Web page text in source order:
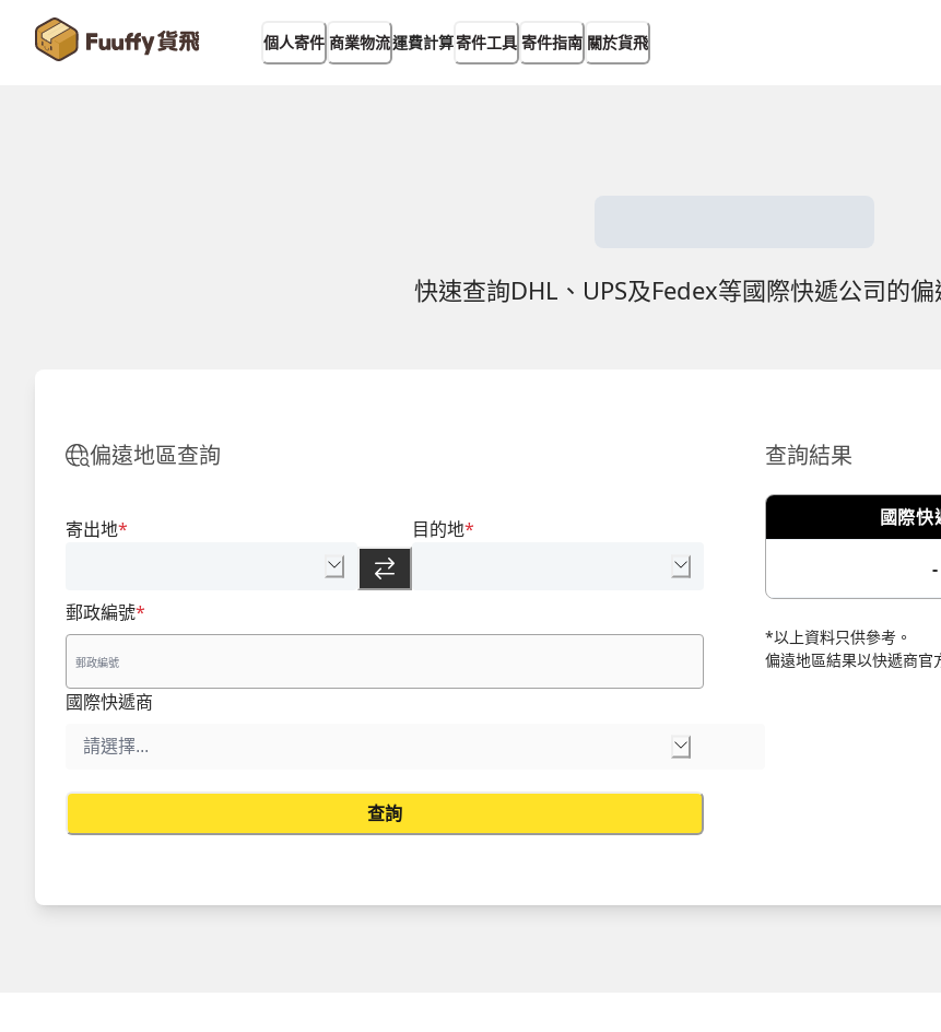
個人寄件 商業物流運費計算寄件工具 寄件指南 關於貨飛
快速查詢DHL、UPS及Fedex等國際快遞公司的
偏遠地區查詢
寄出地* 目的地*
郵政編號*
國際快遞商
查詢
查詢結果
國際快
-
*以上資料只供參考。
偏遠地區結果以快遞商官